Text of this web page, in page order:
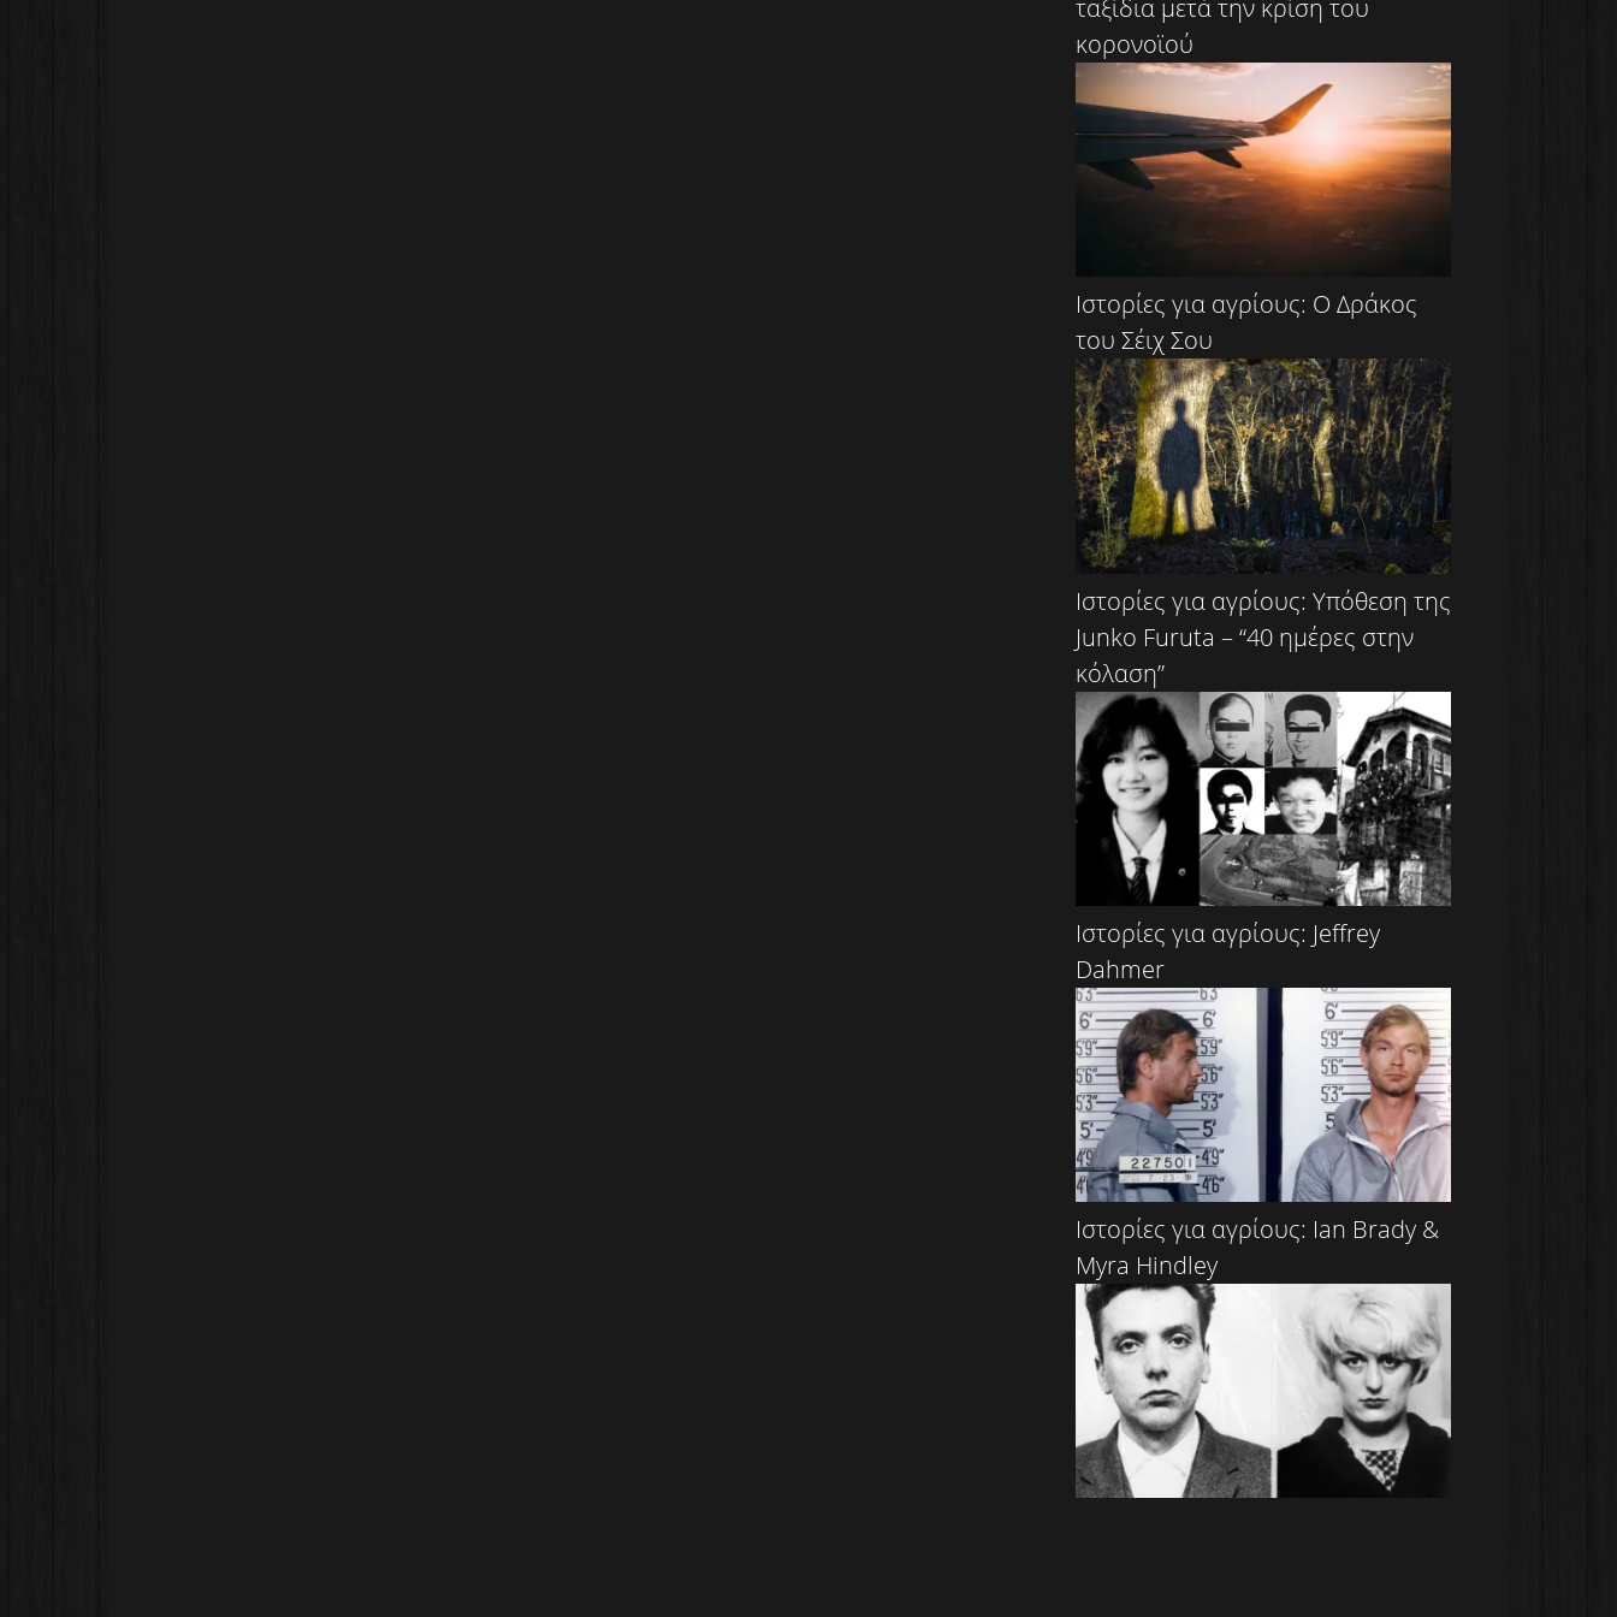
ταξίδια μετά την κρίση του
κορονοϊού
Ιστορίες για αγρίους: Ο Δράκος
του Σέιχ Σου
Ιστορίες για αγρίους: Υπόθεση της
Junko Furuta – “40 ημέρες στην
κόλαση”
Ιστορίες για αγρίους: Jeffrey
Dahmer
Ιστορίες για αγρίους: Ian Brady &
Myra Hindley